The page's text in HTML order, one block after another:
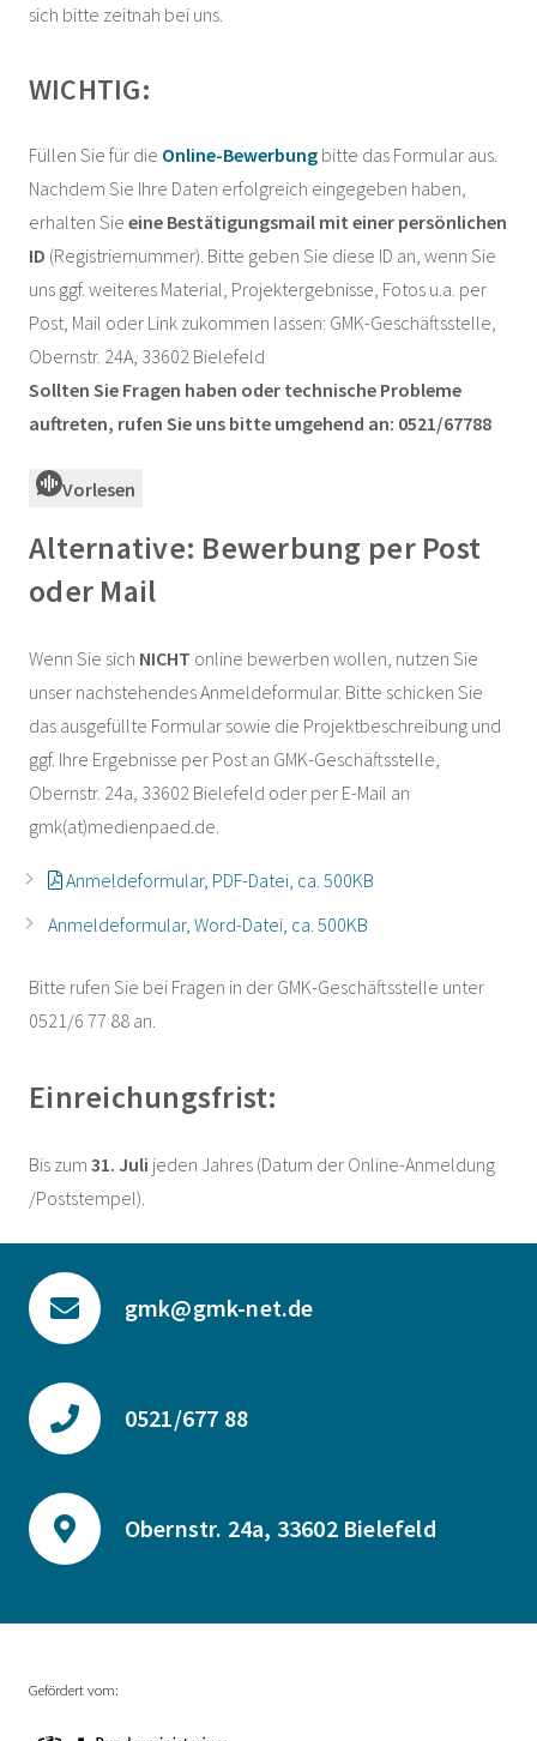
sich bitte zeitnah bei uns.
WICHTIG:
Füllen Sie für die Online-Bewerbung bitte das Formular aus.
Nachdem Sie Ihre Daten erfolgreich eingegeben haben,
erhalten Sie eine Bestätigungsmail mit einer persönlichen
ID (Registriernummer). Bitte geben Sie diese ID an, wenn Sie
uns ggf. weiteres Material, Projektergebnisse, Fotos u.a. per
Post, Mail oder Link zukommen lassen: GMK-Geschäftsstelle,
Obernstr. 24A, 33602 Bielefeld
Sollten Sie Fragen haben oder technische Probleme
auftreten, rufen Sie uns bitte umgehend an: 0521/67788
Vorlesen
Alternative: Bewerbung per Post
oder Mail
Wenn Sie sich NICHT online bewerben wollen, nutzen Sie
unser nachstehendes Anmeldeformular. Bitte schicken Sie
das ausgefüllte Formular sowie die Projektbeschreibung und
ggf. Ihre Ergebnisse per Post an GMK-Geschäftsstelle,
Obernstr. 24a, 33602 Bielefeld oder per E-Mail an
gmk(at)medienpaed.de.
Anmeldeformular, PDF-Datei, ca. 500KB
Anmeldeformular, Word-Datei, ca. 500KB
Bitte rufen Sie bei Fragen in der GMK-Geschäftsstelle unter
0521/6 77 88 an.
Einreichungsfrist:
Bis zum 31. Juli jeden Jahres (Datum der Online-Anmeldung
/Poststempel).
gmk@gmk-net.de
0521/677 88
Obernstr. 24a, 33602 Bielefeld
Gefördert vom: